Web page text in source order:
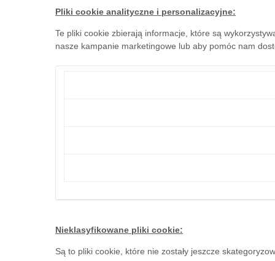
Pliki cookie analityczne i personalizacyjne:
Te pliki cookie zbierają informacje, które są
nasze kampanie marketingowe lub aby pomóc nam
Nieklasyfikowane pliki cookie:
Są to pliki cookie, które nie zostały jeszcze